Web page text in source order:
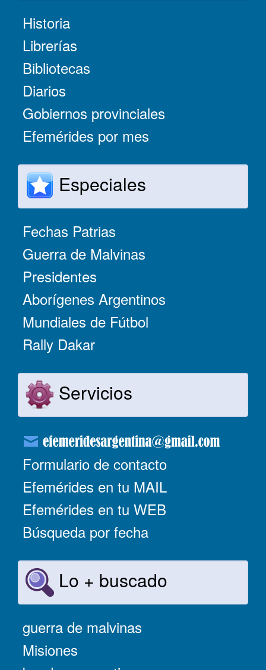
Historia
Librerías
Bibliotecas
Diarios
Gobiernos provinciales
Efemérides por mes
Especiales
Fechas Patrias
Guerra de Malvinas
Presidentes
Aborígenes Argentinos
Mundiales de Fútbol
Rally Dakar
Servicios
Formulario de contacto
Efemérides en tu MAIL
Efemérides en tu WEB
Búsqueda por fecha
Lo + buscado
guerra de malvinas
Misiones